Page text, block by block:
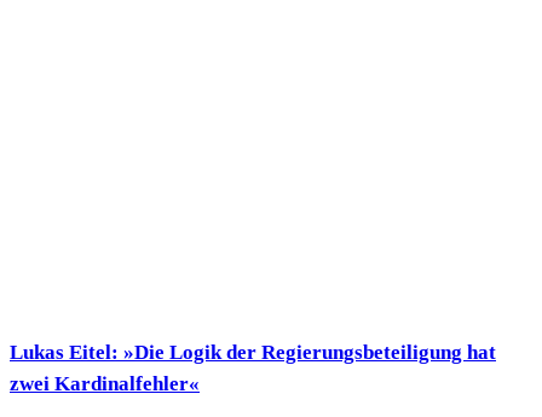
Lukas Eitel: »Die Logik der Regierungsbeteiligung hat
zwei Kardinalfehler«